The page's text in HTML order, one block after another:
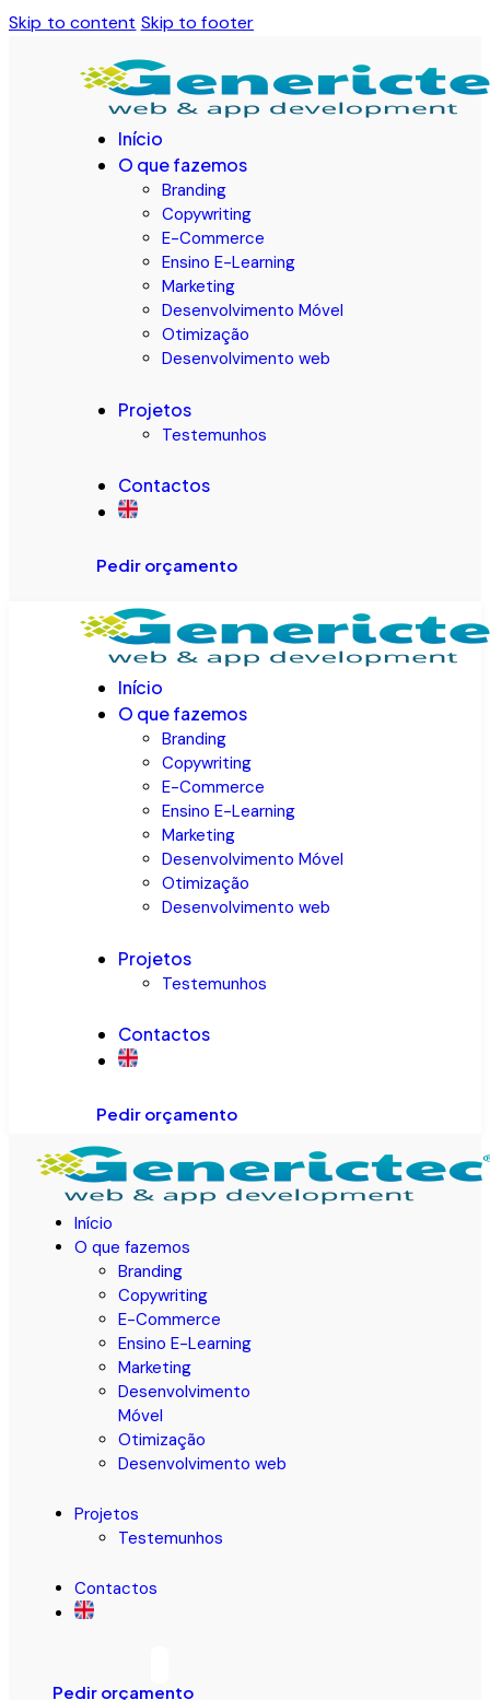
Skip to content Skip to footer
Início
O que fazemos
Branding
Copywriting
E-Commerce
Ensino E-Learning
Marketing
Desenvolvimento Móvel
Otimização
Desenvolvimento web
Projetos
Testemunhos
Contactos
Pedir orçamento
Início
O que fazemos
Branding
Copywriting
E-Commerce
Ensino E-Learning
Marketing
Desenvolvimento Móvel
Otimização
Desenvolvimento web
Projetos
Testemunhos
Contactos
Pedir orçamento
Início
O que fazemos
Branding
Copywriting
E-Commerce
Ensino E-Learning
Marketing
Desenvolvimento
Móvel
Otimização
Desenvolvimento web
Projetos
Testemunhos
Contactos
Pedir orçamento